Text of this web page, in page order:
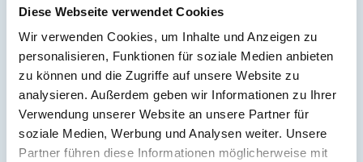
Diese Webseite verwendet Cookies
Wir verwenden Cookies, um Inhalte und Anzeigen zu
personalisieren, Funktionen für soziale Medien anbieten
zu können und die Zugriffe auf unsere Website zu
analysieren. Außerdem geben wir Informationen zu Ihrer
Verwendung unserer Website an unsere Partner für
soziale Medien, Werbung und Analysen weiter. Unsere
Partner führen diese Informationen möglicherweise mit
Service:
Geschirrtücher inkl.
Handtücher inkl.
Fahrräder
Verpflegung:
Sonstiges: